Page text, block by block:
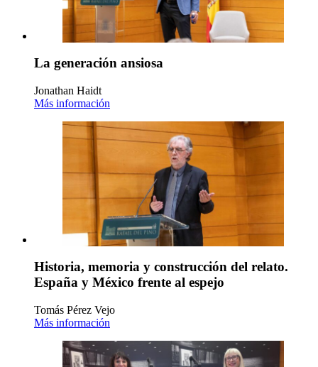
La generación ansiosa
Jonathan Haidt
Más información
Historia, memoria y construcción del relato.
España y México frente al espejo
Tomás Pérez Vejo
Más información